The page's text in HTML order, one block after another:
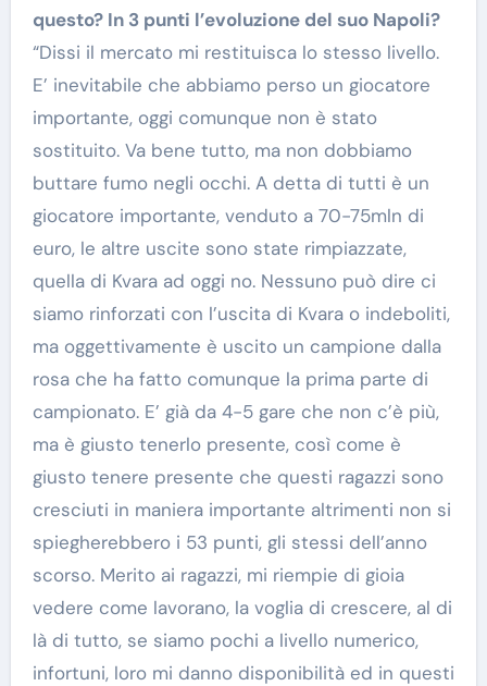
questo? In 3 punti l’evoluzione del suo Napoli?
“Dissi il mercato mi restituisca lo stesso livello.
E’ inevitabile che abbiamo perso un giocatore
importante, oggi comunque non è stato
sostituito. Va bene tutto, ma non dobbiamo
buttare fumo negli occhi. A detta di tutti è un
giocatore importante, venduto a 70-75mln di
euro, le altre uscite sono state rimpiazzate,
quella di Kvara ad oggi no. Nessuno può dire ci
siamo rinforzati con l’uscita di Kvara o indeboliti,
ma oggettivamente è uscito un campione dalla
rosa che ha fatto comunque la prima parte di
campionato. E’ già da 4-5 gare che non c’è più,
ma è giusto tenerlo presente, così come è
giusto tenere presente che questi ragazzi sono
cresciuti in maniera importante altrimenti non si
spiegherebbero i 53 punti, gli stessi dell’anno
scorso. Merito ai ragazzi, mi riempie di gioia
vedere come lavorano, la voglia di crescere, al di
là di tutto, se siamo pochi a livello numerico,
infortuni, loro mi danno disponibilità ed in questi